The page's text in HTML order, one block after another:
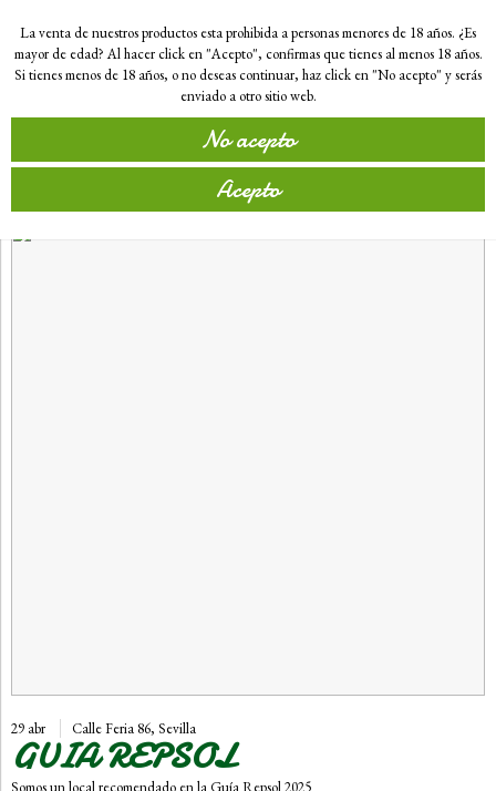
La venta de nuestros productos esta prohibida a personas menores de 18 años. ¿Es
mayor de edad? Al hacer click en "Acepto", confirmas que tienes al menos 18 años.
Si tienes menos de 18 años, o no deseas continuar, haz click en "No acepto" y serás
enviado a otro sitio web.
No acepto
Acepto
Inicio Ecoblog
Ecoblog
29 abr Calle Feria 86, Sevilla
GUIA REPSOL
Somos un local recomendado en la Guía Repsol 2025